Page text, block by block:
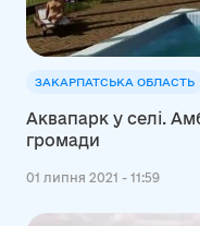
ЗАКАРПАТСЬКА ОБЛАСТЬ
Аквапарк у селі.
громади
01 липня 2021 - 11:59